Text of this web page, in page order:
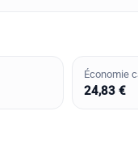
Économie
24,83 €